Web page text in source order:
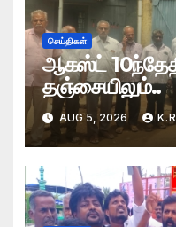
செய்திகள்
ஆகஸ்ட்
தஞ்சையிலும்..
AUG 5, 2026